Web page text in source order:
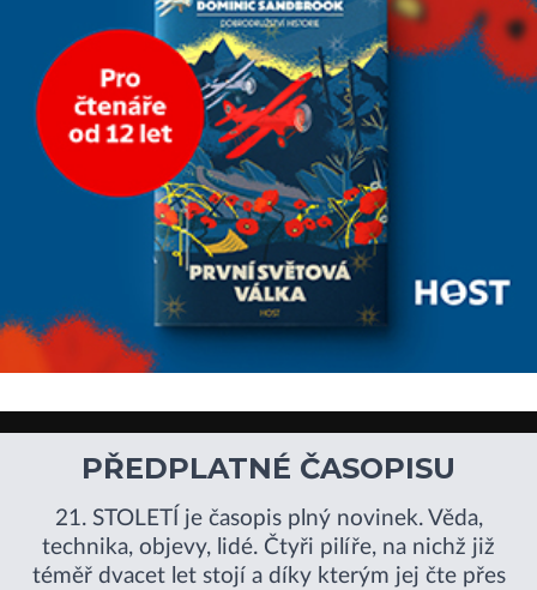
extrémně
PŘEDPLATNÉ ČASOPISU
21. STOLETÍ je časopis plný novinek. Věda,
technika, objevy, lidé. Čtyři pilíře, na nichž již
téměř dvacet let stojí a díky kterým jej čte přes